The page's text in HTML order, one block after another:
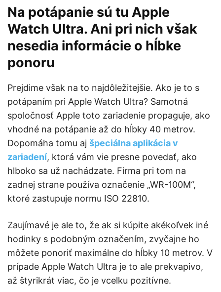
Na potápanie sú tu Apple
Watch Ultra. Ani pri nich však
nesedia informácie o hĺbke
ponoru
Prejdime však na to najdôležitejšie. Ako je to s
potápaním pri Apple Watch Ultra? Samotná
spoločnosť Apple toto zariadenie propaguje, ako
vhodné na potápanie až do hĺbky 40 metrov.
Dopomáha tomu aj špeciálna aplikácia v
zariadení, ktorá vám vie presne povedať, ako
hlboko sa už nachádzate. Firma pri tom na
zadnej strane používa označenie „WR-100M“,
ktoré zastupuje normu ISO 22810.
Zaujímavé je ale to, že ak si kúpite akékoľvek iné
hodinky s podobným označením, zvyčajne ho
môžete ponoriť maximálne do hĺbky 10 metrov. V
prípade Apple Watch Ultra je to ale prekvapivo,
až štyrikrát viac, čo je vcelku pozitívne.